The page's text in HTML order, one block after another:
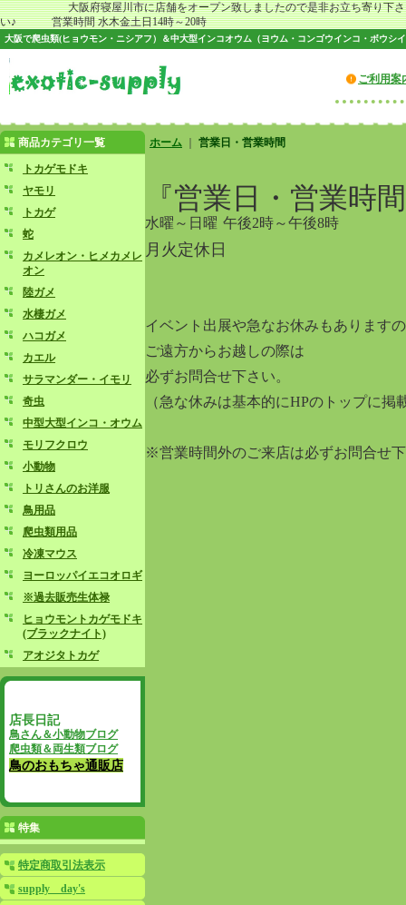
大阪府寝屋川市に店舗をオープン致しましたので是非お立ち寄り下さ
い♪ 営業時間 水木金土日14時～20時
大阪で爬虫類(ヒョウモン・ニシアフ）＆中大型インコオウム（ヨウム・コンゴウインコ・ボウシ
ご利用案
商品カテゴリ一覧
トカゲモドキ
ヤモリ
トカゲ
蛇
カメレオン・ヒメカメレ
オン
陸ガメ
水棲ガメ
ハコガメ
カエル
サラマンダー・イモリ
奇虫
中型大型インコ・オウム
モリフクロウ
小動物
トリさんのお洋服
鳥用品
爬虫類用品
冷凍マウス
ヨーロッパイエコオロギ
※過去販売生体禄
ヒョウモントカゲモドキ
(ブラックナイト)
アオジタトカゲ
店長日記
鳥さん＆小動物ブログ
爬虫類＆両生類ブログ
鳥のおもちゃ通販店
特集
特定商取引法表示
supply day's
ホーム 営業日・営業時間
『営業日・営業時
水曜～日曜 午後2時～午後8時
月火定休日
イベント出展や急なお休みもあります
ご遠方からお越しの際は
必ずお問合せ下さい。
（急な休みは基本的にHPのトップに掲
※営業時間外のご来店は必ずお問合せ